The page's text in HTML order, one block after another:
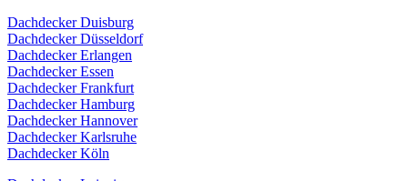
Dachdecker Duisburg
Dachdecker Düsseldorf
Dachdecker Erlangen
Dachdecker Essen
Dachdecker Frankfurt
Dachdecker Hamburg
Dachdecker Hannover
Dachdecker Karlsruhe
Dachdecker Köln